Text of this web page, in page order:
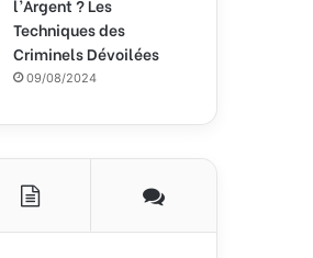
l’Argent ? Les
Techniques des
Criminels Dévoilées
09/08/2024